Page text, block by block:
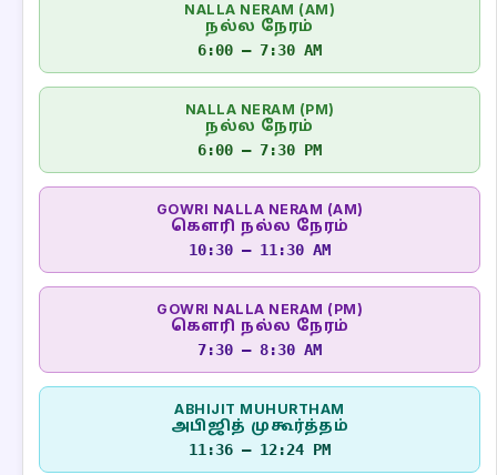
NALLA NERAM (AM)
நல்ல நேரம்
6:00 – 7:30 AM
NALLA NERAM (PM)
நல்ல நேரம்
6:00 – 7:30 PM
GOWRI NALLA NERAM (AM)
கௌரி நல்ல நேரம்
10:30 – 11:30 AM
GOWRI NALLA NERAM (PM)
கௌரி நல்ல நேரம்
7:30 – 8:30 AM
ABHIJIT MUHURTHAM
அபிஜித் முகூர்த்தம்
11:36 – 12:24 PM